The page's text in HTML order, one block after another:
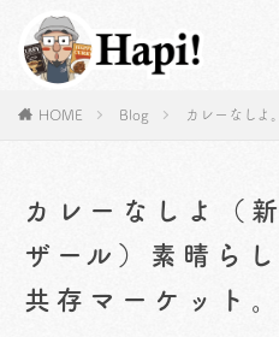
HOME Blog カレーなしよ。
カレーなしよ（
ザール）素晴ら
共存マーケット。